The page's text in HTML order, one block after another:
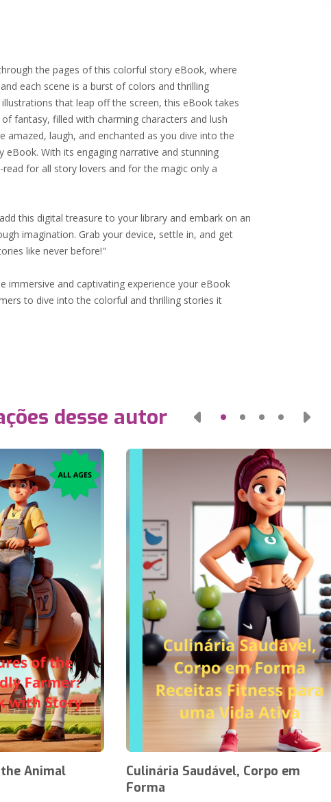
the pages of this colorful story eBook, where
each scene is a burst of colors and thrilling
that leap off the screen, this eBook takes
fantasy, filled with charming characters and lush
amazed, laugh, and enchanted as you dive into the
With its engaging narrative and stunning
for all story lovers and for the magic only a
this digital treasure to your library and embark on an
imagination. Grab your device, settle in, and get
like never before!"
immersive and captivating experience your eBook
to dive into the colorful and thrilling stories it
desse autor
Animal
Culinária Saudável, Corpo em
Forma